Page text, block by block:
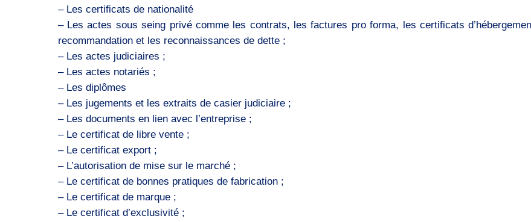
– Les certificats de nationalité
– Les actes sous seing privé comme les contrats, les factures pro forma, les certificats
recommandation et les reconnaissances de dette ;
– Les actes judiciaires ;
– Les actes notariés ;
– Les diplômes
– Les jugements et les extraits de casier judiciaire ;
– Les documents en lien avec l’entreprise ;
– Le certificat de libre vente ;
– Le certificat export ;
– L’autorisation de mise sur le marché ;
– Le certificat de bonnes pratiques de fabrication ;
– Le certificat de marque ;
– Le certificat d’exclusivité ;